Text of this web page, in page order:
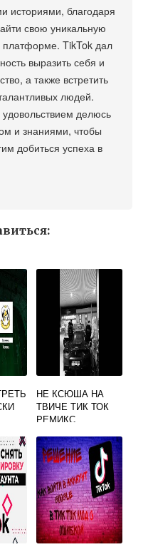
историями, благодаря
свою уникальную
платформе. TikTok дал
выразить себя и
а также встретить
людей.
делюсь
и знаниями, чтобы
добиться успеха в
НЕ КСЮША НА
ТВИЧЕ ТИК ТОК
РЕМИКС